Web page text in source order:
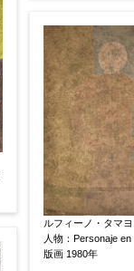
ルフィーノ・タマ
人物：Personaje
版画 1980年